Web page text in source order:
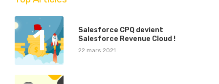
1
Salesforce CPQ devient
Salesforce Revenue Cloud !
22 mars 2021